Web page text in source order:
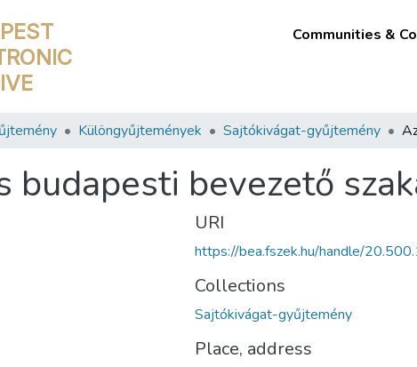
Communities &
Különgyűjtemények Sajtókivágat-gyűjtemény
budapesti bevezető
URI
https://bea.fszek.hu/handle/
Collections
Sajtókivágat-gyűjtemény
Place, address